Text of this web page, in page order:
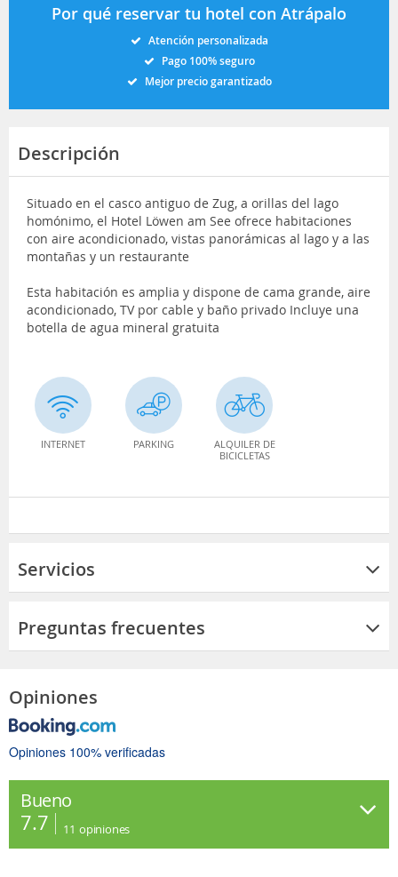
Por qué reservar tu hotel con Atrápalo
Atención personalizada
Pago 100% seguro
Mejor precio garantizado
Descripción
Situado en el casco antiguo de Zug, a orillas del lago
homónimo, el Hotel Löwen am See ofrece habitaciones
con aire acondicionado, vistas panorámicas al lago y a las
montañas y un restaurante
Esta habitación es amplia y dispone de cama grande, aire
acondicionado, TV por cable y baño privado Incluye una
botella de agua mineral gratuita
INTERNET PARKING
ALQUILER DE
BICICLETAS
Servicios
Preguntas frecuentes
Opiniones
Opiniones 100% verificadas
Bueno
7.7 11 opiniones